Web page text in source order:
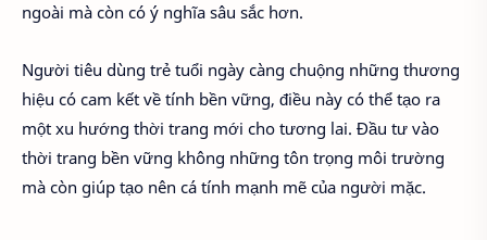
ngoài mà còn có ý nghĩa sâu sắc hơn.
Người tiêu dùng trẻ tuổi ngày càng chuộng những thương
hiệu có cam kết về tính bền vững, điều này có thể tạo ra
một xu hướng thời trang mới cho tương lai. Đầu tư vào
thời trang bền vững không những tôn trọng môi trường
mà còn giúp tạo nên cá tính mạnh mẽ của người mặc.